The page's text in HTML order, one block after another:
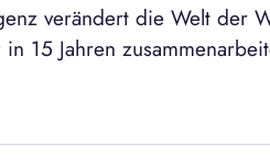
verändert die Welt der
15 Jahren